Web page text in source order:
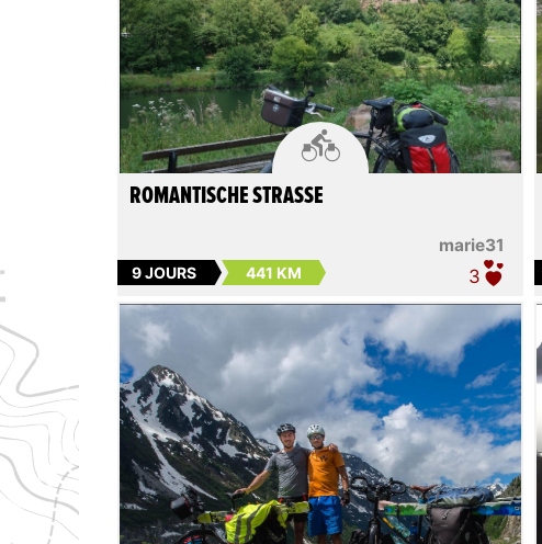

marie31
ROMANTISCHE STRASSE
9 JOURS 441 KM 3